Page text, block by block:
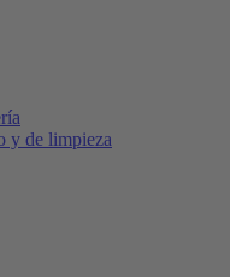
y de limpieza